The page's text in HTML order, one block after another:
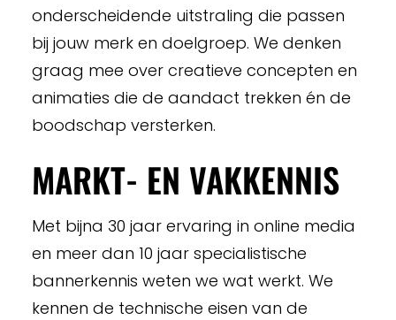
onderscheidende uitstraling die passen
bij jouw merk en doelgroep. We denken
graag mee over creatieve concepten en
animaties die de aandact trekken én de
boodschap versterken.
MARKT- EN VAKKENNIS
Met bijna 30 jaar ervaring in online media
en meer dan 10 jaar specialistische
bannerkennis weten we wat werkt. We
kennen de technische eisen van de